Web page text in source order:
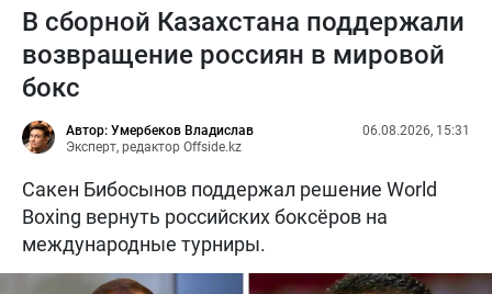
В сборной Казахстана поддержали
возвращение россиян в мировой
бокс
Автор: Умербеков Владислав
Эксперт, редактор Offside.kz
06.08.2026, 15:31
Сакен Бибосынов поддержал решение World
Boxing вернуть российских боксёров на
международные турниры.